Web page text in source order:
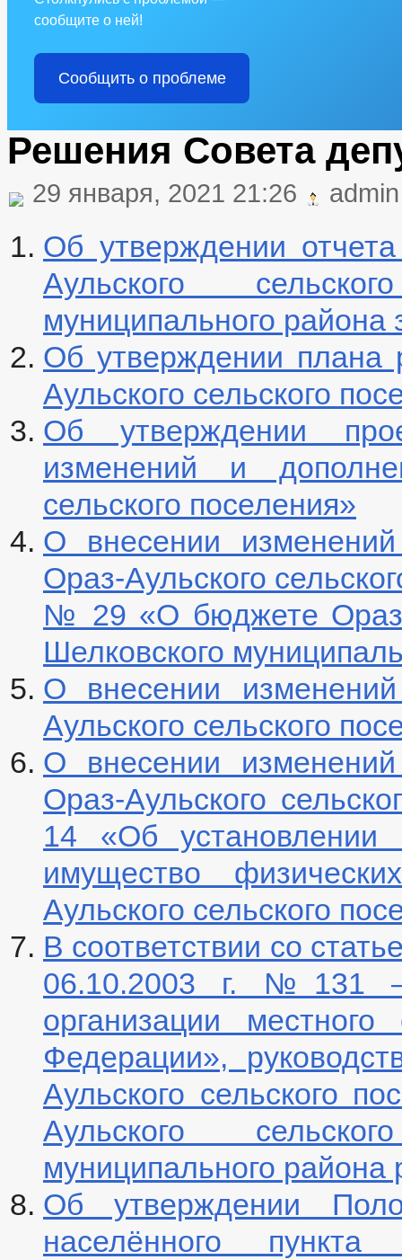
сообщите о ней!
Сообщить о проблеме
Решения Совета
29 января, 2021 21:26 admin
Об утверждении
Аульского
муниципального района
Об утверждении плана
Аульского сельского
Об утверждении
изменений и
сельского поселения»
О внесении
Ораз-Аульского
№ 29 «О бюджете Ораз-
Шелковского
О внесении
Аульского сельского
О внесении
Ораз-Аульского
14 «Об установлении
имущество
Аульского сельского
В соответствии со
06.10.2003 г. №131
организации
Федерации»,
Аульского сельского
Аульского
муниципального района
Об утверждении
населённого